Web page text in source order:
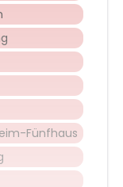
Fünfhaus